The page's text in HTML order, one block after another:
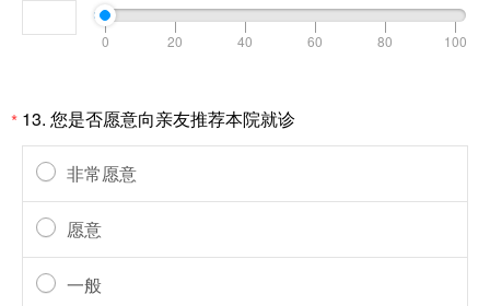
* 13. 您是否愿意向亲友推荐本院就诊
非常愿意
愿意
一般